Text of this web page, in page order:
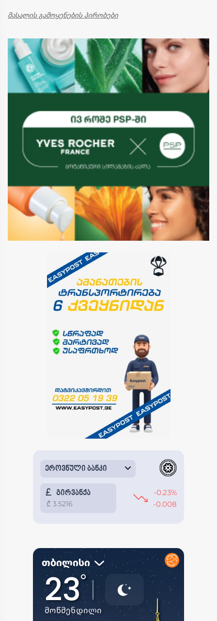
მასალის გამოყენების პირობები